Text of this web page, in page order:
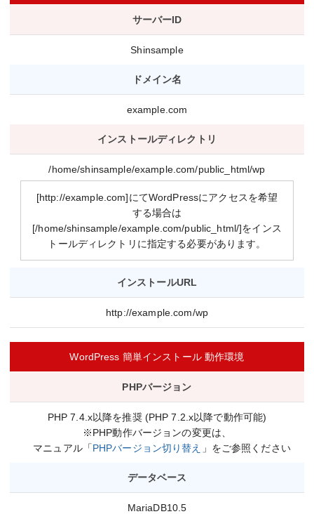
サーバーID
Shinsample
ドメイン名
example.com
インストールディレクトリ
/home/shinsample/example.com/public_html/wp
[http://example.com]にてWordPressにアクセスを希望
する場合は
[/home/shinsample/example.com/public_html/]をインス
トールディレクトリに指定する必要があります。
インストールURL
http://example.com/wp
WordPress 簡単インストール 動作環境
PHPバージョン
PHP 7.4.x以降を推奨 (PHP 7.2.x以降で動作可能)
※PHP動作バージョンの変更は、
マニュアル「PHPバージョン切り替え 」をご参照ください
データベース
MariaDB10.5